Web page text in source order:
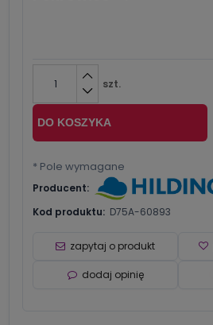
szt.
DO KOSZYKA
* Pole wymagane
Producent:
Kod produktu: D75A-60893
zapytaj o produkt
dodaj opinię